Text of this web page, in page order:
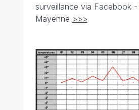
surveillance via Facebook
Mayenne >>>